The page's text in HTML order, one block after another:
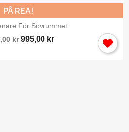
För Sovrummet
kr 995,00 kr
PÅ REA!